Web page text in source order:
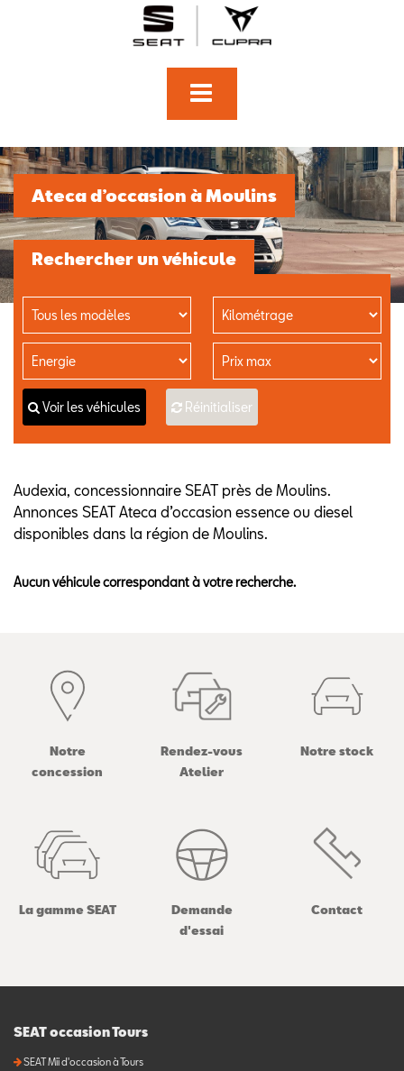
Ateca d’occasion à Moulins
Rechercher un véhicule
Voir les véhicules Réinitialiser
Audexia, concessionnaire SEAT près de Moulins.
Annonces SEAT Ateca d’occasion essence ou diesel
disponibles dans la région de Moulins.
Aucun véhicule correspondant à votre recherche.
Notre
concession
Rendez-vous
Atelier
Notre stock
La gamme SEAT
Demande
d'essai
Contact
SEAT occasion Tours
SEAT Mii d'occasion à Tours